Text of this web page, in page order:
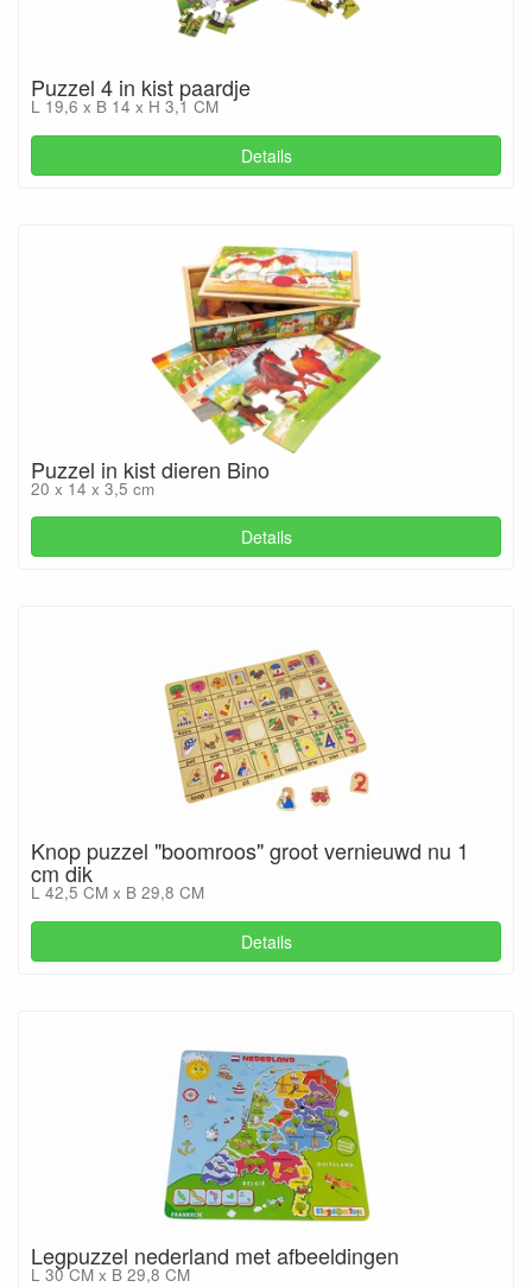
Puzzel 4 in kist paardje
L 19,6 x B 14 x H 3,1 CM
Details
Puzzel in kist dieren Bino
20 x 14 x 3,5 cm
Details
Knop puzzel "boomroos" groot vernieuwd nu 1
cm dik
L 42,5 CM x B 29,8 CM
Details
Legpuzzel nederland met afbeeldingen
L 30 CM x B 29,8 CM